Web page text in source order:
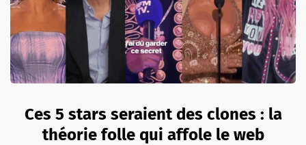
Ces 5 stars seraient des clones : la
théorie folle qui affole le web